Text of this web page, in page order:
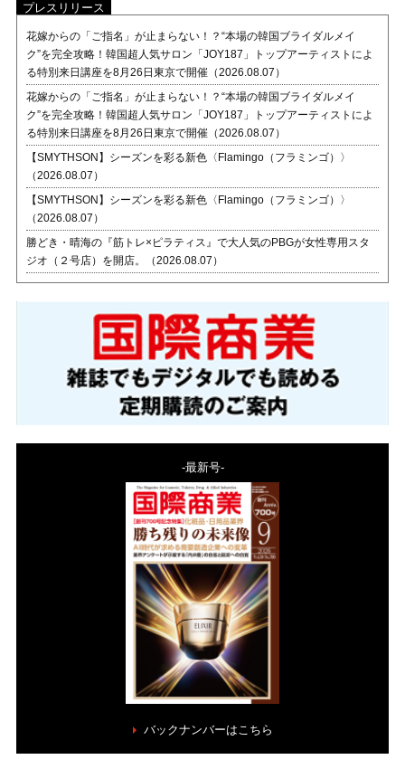
プレスリリース
花嫁からの「ご指名」が止まらない！？“本場の韓国ブライダルメイ
ク”を完全攻略！韓国超人気サロン「JOY187」トップアーティストによ
る特別来日講座を8月26日東京で開催（2026.08.07）
花嫁からの「ご指名」が止まらない！？“本場の韓国ブライダルメイ
ク”を完全攻略！韓国超人気サロン「JOY187」トップアーティストによ
る特別来日講座を8月26日東京で開催（2026.08.07）
【SMYTHSON】シーズンを彩る新色〈Flamingo（フラミンゴ）〉
（2026.08.07）
【SMYTHSON】シーズンを彩る新色〈Flamingo（フラミンゴ）〉
（2026.08.07）
勝どき・晴海の『筋トレ×ピラティス』で大人気のPBGが女性専用スタ
ジオ（２号店）を開店。（2026.08.07）
-最新号-
バックナンバーはこちら